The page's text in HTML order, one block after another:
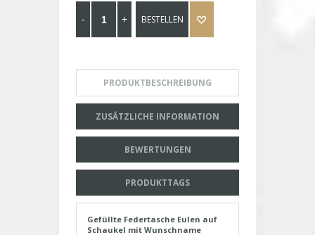
BESTELLEN
PRODUKTBESCHREIBUNG
ZUSÄTZLICHE INFORMATION
BEWERTUNGEN
PRODUKTTAGS
Gefüllte Federtasche Eulen auf
Schaukel mit Wunschname